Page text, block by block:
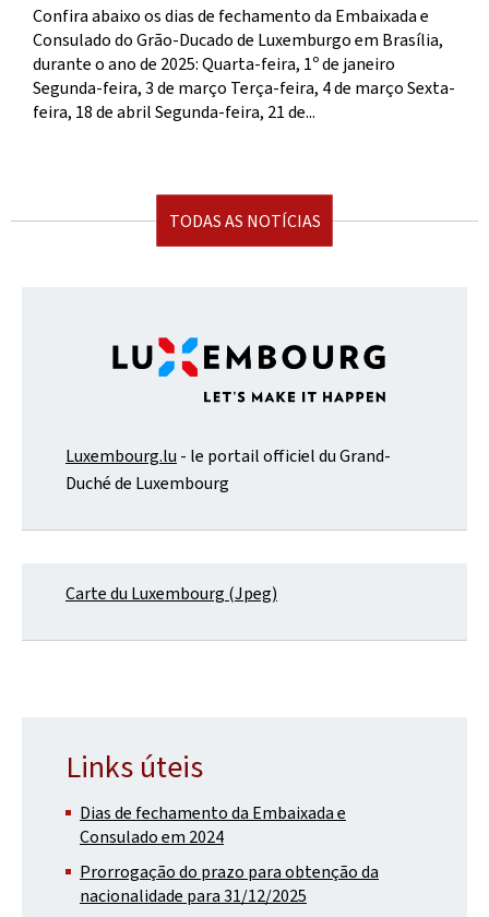
date
Confira abaixo os dias de fechamento da Embaixada e
Consulado do Grão-Ducado de Luxemburgo em Brasília,
durante o ano de 2025: Quarta-feira, 1º de janeiro
Segunda-feira, 3 de março Terça-feira, 4 de março Sexta-
feira, 18 de abril Segunda-feira, 21 de...
TODAS AS NOTÍCIAS
Luxembourg.lu - le portail officiel du Grand-
Duché de Luxembourg
Carte du Luxembourg (Jpeg)
Links úteis
Dias de fechamento da Embaixada e
Consulado em 2024
Prorrogação do prazo para obtenção da
nacionalidade para 31/12/2025